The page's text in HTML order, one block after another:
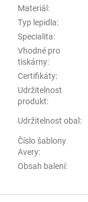
Materiál :
Typ lepidla:
Specialita:
Vhodné pro
tiskárny:
Certifikáty:
Udržitelnost
produkt:
Udržitelnost obal :
Číslo šablony
Avery:
Obsah balení: